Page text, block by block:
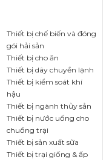
Thiết bị chế biến và đóng
gói hải sản
Thiết bị cho ăn
Thiết bị dây chuyền lạnh
Thiết bị kiểm soát khí
hậu
Thiết bị ngành thủy sản
Thiết bị nước uống cho
chuồng trại
Thiết bị sản xuất sữa
Thiết bị trại giống & ấp